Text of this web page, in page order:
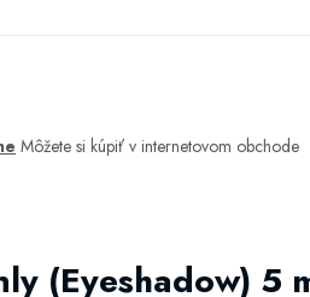
Môžete si kúpiť v internetovom obchode
(Eyeshadow) 5